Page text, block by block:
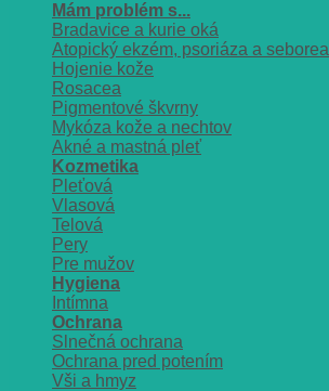
Mám problém s...
Bradavice a kurie oká
Atopický ekzém, psoriáza a seborea
Hojenie kože
Rosacea
Pigmentové škvrny
Mykóza kože a nechtov
Akné a mastná pleť
Kozmetika
Pleťová
Vlasová
Telová
Pery
Pre mužov
Hygiena
Intímna
Ochrana
Slnečná ochrana
Ochrana pred potením
Vši a hmyz